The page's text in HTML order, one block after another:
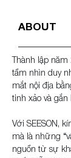
ABOUT
Thành lập
tầm nhìn duy
mắt nội địa
tinh xảo và gắn
Với SEESON,
mà là những
nguồn từ sự